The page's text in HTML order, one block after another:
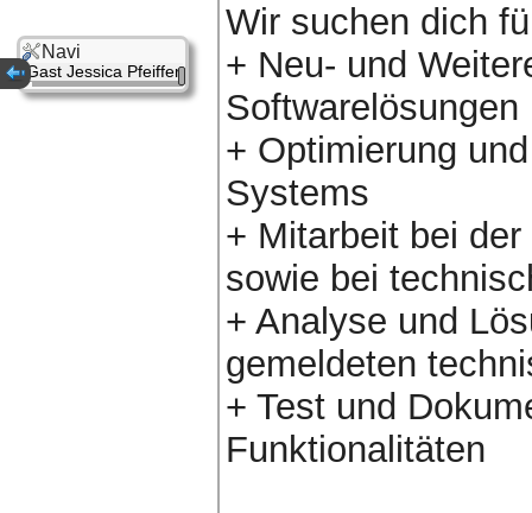
Wir suchen dich
+ Neu- und
+ Optimierung
Systems
+ Mitarbeit bei
sowie bei
+ Analyse und
gemeldeten
+ Test und
Funktionalitäten
Navi
Gast Jessica Pfeiffer